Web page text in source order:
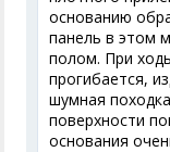
основанию
панель в этом
полом. При
прогибается,
шумная
поверхности
основания